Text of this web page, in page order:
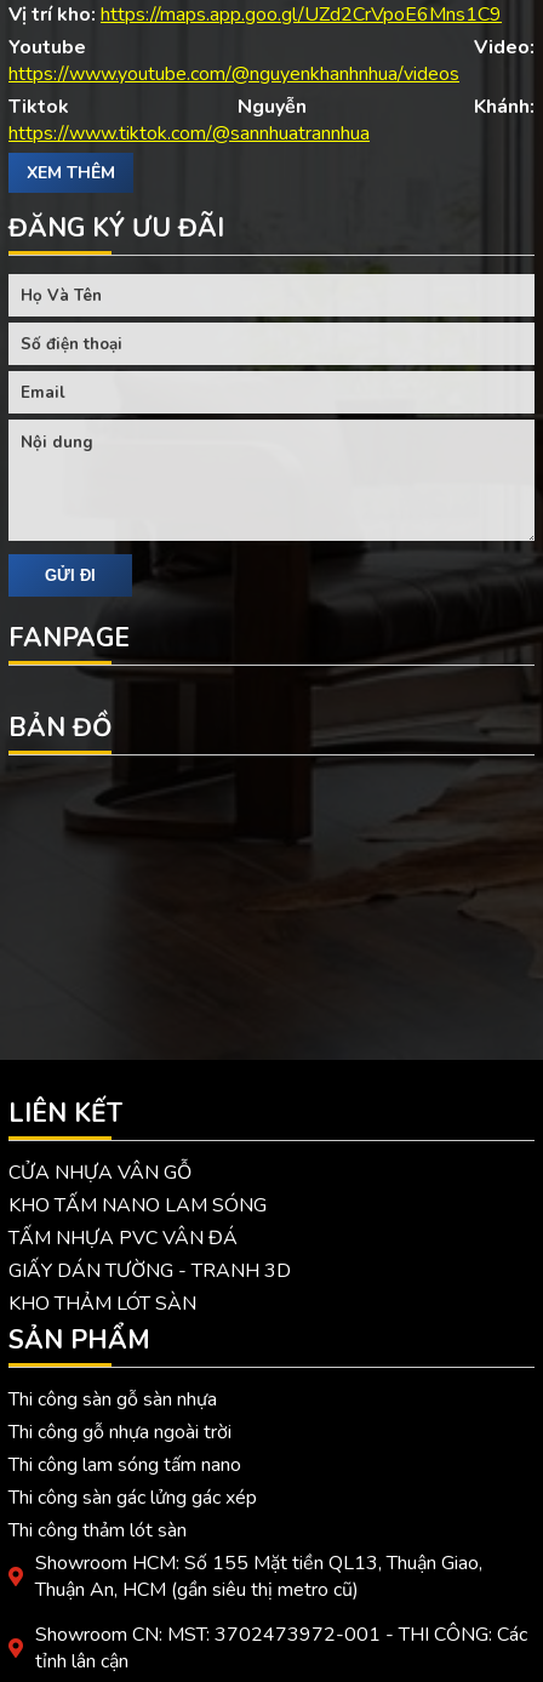
Vị trí kho: https://maps.app.goo.gl/UZd2CrVpoE6Mns1C9
Youtube Video:
https://www.youtube.com/@nguyenkhanhnhua/videos
Tiktok Nguyễn Khánh:
https://www.tiktok.com/@sannhuatrannhua
XEM THÊM
ĐĂNG KÝ ƯU ĐÃI
FANPAGE
BẢN ĐỒ
LIÊN KẾT
CỬA NHỰA VÂN GỖ
KHO TẤM NANO LAM SÓNG
TẤM NHỰA PVC VÂN ĐÁ
GIẤY DÁN TƯỜNG - TRANH 3D
KHO THẢM LÓT SÀN
SẢN PHẨM
Thi công sàn gỗ sàn nhựa
Thi công gỗ nhựa ngoài trời
Thi công lam sóng tấm nano
Thi công sàn gác lửng gác xép
Thi công thảm lót sàn
Showroom HCM: Số 155 Mặt tiền QL13, Thuận Giao,
Thuận An, HCM (gần siêu thị metro cũ)
Showroom CN: MST: 3702473972-001 - THI CÔNG: Các
tỉnh lân cận